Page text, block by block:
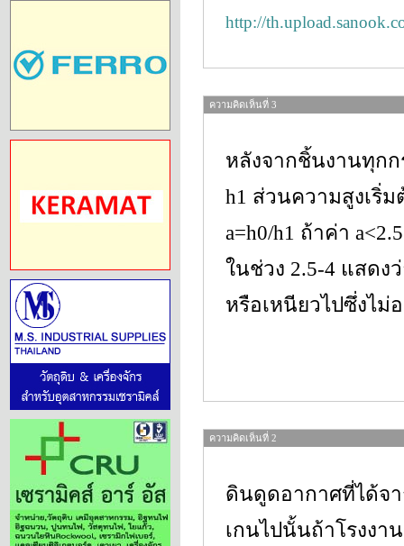
http://
ความคิดเห็นที่ 3
หลังจากชิ้นงานทุก
h1 ส่วนความสูงเริ่
a=h0/h1 ถ้าค่า
ในช่วง 2.5-4 แสด
หรือเหนียวไปซึ่งไม่
ความคิดเห็นที่ 2
ดินดูดอากาศที่ได้จ
เกนไปนั้นถ้าโรงง